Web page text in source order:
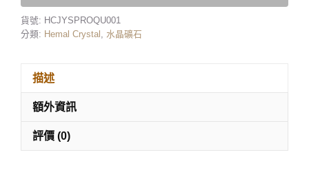
貨號: HCJYSPROQU001
分類: Hemal Crystal 水晶礦石
描述
額外資訊
評價 (0)